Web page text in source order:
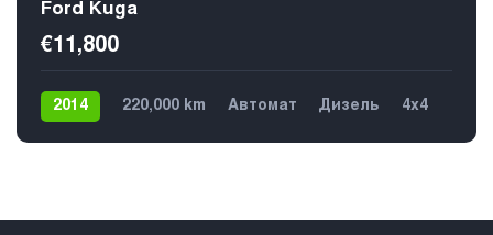
Ford Kuga
€11,800
2014 220,000 km Автомат Дизель 4х4